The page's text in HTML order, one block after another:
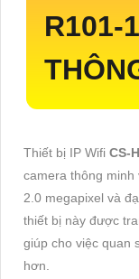
R101-
Thiết bị IP Wifi CS-
camera thông
2.0 megapixel và
thiết bị này được
giúp cho việc quan
hơn.